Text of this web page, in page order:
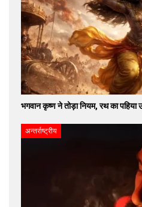
भगवान कृष्ण ने तोड़ा नियम, रथ का पहिया
अन्तर्राष्ट्रीय